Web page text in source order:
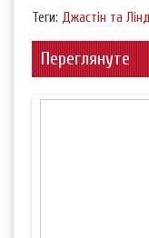
Теги: Джастін та
Переглянуте